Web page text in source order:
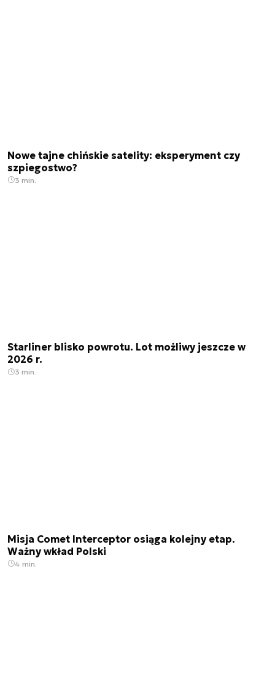
Nowe tajne chińskie satelity: eksperyment czy
szpiegostwo?
3 min.
Starliner blisko powrotu. Lot możliwy jeszcze w
2026 r.
3 min.
Misja Comet Interceptor osiąga kolejny etap.
Ważny wkład Polski
4 min.